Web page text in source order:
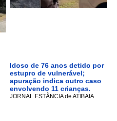
Idoso de 76 anos detido por
estupro de vulnerável;
apuração indica outro caso
envolvendo 11 crianças.
JORNAL ESTÂNCIA de ATIBAIA